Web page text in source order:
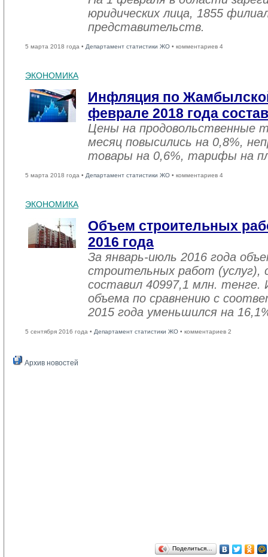
юридических лица, 1855
представительств.
5 марта 2018 года • Департамент статистики ЖО • комментариев 4
ЭКОНОМИКА
Инфляция по
феврале 2018 года
Цены на продовольственные
месяц повысились на 0,8%,
товары на 0,6%, тарифы на
5 марта 2018 года • Департамент статистики ЖО • комментариев 4
ЭКОНОМИКА
Объем строительных
2016 года
За январь-июль 2016 года
строительных работ (услуг),
составил 40997,1 млн. тенге.
объема по сравнению с
2015 года уменьшился на
5 сентября 2016 года • Департамент статистики ЖО • комментариев 2
Архив новостей
Поделиться…